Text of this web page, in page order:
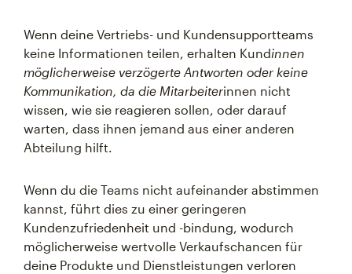
Wenn deine Vertriebs- und Kundensupportteams
keine Informationen teilen, erhalten Kundinnen
möglicherweise verzögerte Antworten oder keine
Kommunikation, da die Mitarbeiterinnen nicht
wissen, wie sie reagieren sollen, oder darauf
warten, dass ihnen jemand aus einer anderen
Abteilung hilft.
Wenn du die Teams nicht aufeinander abstimmen
kannst, führt dies zu einer geringeren
Kundenzufriedenheit und -bindung, wodurch
möglicherweise wertvolle Verkaufschancen für
deine Produkte und Dienstleistungen verloren